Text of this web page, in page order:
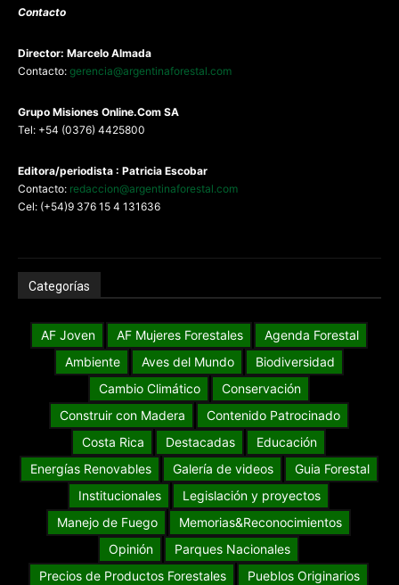
Contacto
Director: Marcelo Almada
Contacto: gerencia@argentinaforestal.com
Grupo Misiones Online.Com SA
Tel: +54 (0376) 4425800
Editora/periodista : Patricia Escobar
Contacto: redaccion@argentinaforestal.com
Cel: (+54)9 376 15 4 131636
Categorías
AF Joven AF Mujeres Forestales
Agenda Forestal
Ambiente
Aves del Mundo
Biodiversidad
Cambio Climático
Conservación
Construir con Madera
Contenido Patrocinado
Costa Rica
Destacadas
Educación
Energías Renovables
Galería de videos
Guia Forestal
Institucionales
Legislación y proyectos
Manejo de Fuego
Memorias&Reconocimientos
Opinión
Parques Nacionales
Precios de Productos Forestales
Pueblos Originarios